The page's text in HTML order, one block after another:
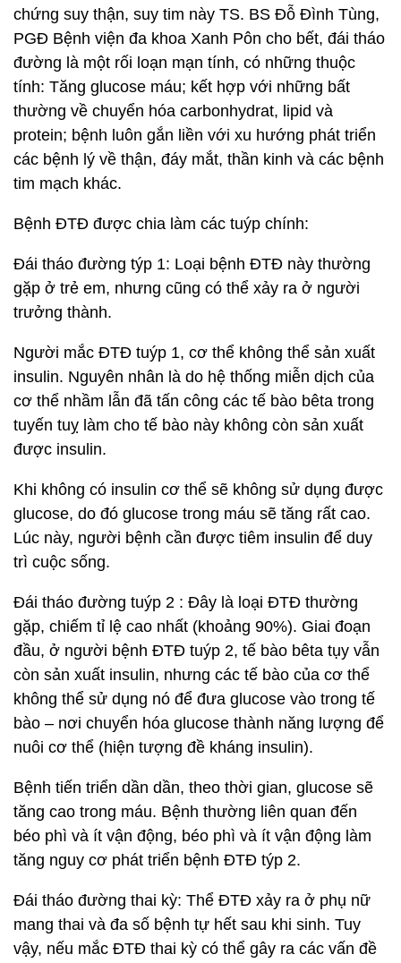
chứng suy thận, suy tim này TS. BS Đỗ Đình Tùng,
PGĐ Bệnh viện đa khoa Xanh Pôn cho bết, đái tháo
đường là một rối loạn mạn tính, có những thuộc
tính: Tăng glucose máu; kết hợp với những bất
thường về chuyển hóa carbonhydrat, lipid và
protein; bệnh luôn gắn liền với xu hướng phát triển
các bệnh lý về thận, đáy mắt, thần kinh và các bệnh
tim mạch khác.
Bệnh ĐTĐ được chia làm các tuýp chính:
Đái tháo đường týp 1: Loại bệnh ĐTĐ này thường
gặp ở trẻ em, nhưng cũng có thể xảy ra ở người
trưởng thành.
Người mắc ĐTĐ tuýp 1, cơ thể không thể sản xuất
insulin. Nguyên nhân là do hệ thống miễn dịch của
cơ thể nhầm lẫn đã tấn công các tế bào bêta trong
tuyến tuỵ làm cho tế bào này không còn sản xuất
được insulin.
Khi không có insulin cơ thể sẽ không sử dụng được
glucose, do đó glucose trong máu sẽ tăng rất cao.
Lúc này, người bệnh cần được tiêm insulin để duy
trì cuộc sống.
Đái tháo đường tuýp 2 : Đây là loại ĐTĐ thường
gặp, chiếm tỉ lệ cao nhất (khoảng 90%). Giai đoạn
đầu, ở người bệnh ĐTĐ tuýp 2, tế bào bêta tụy vẫn
còn sản xuất insulin, nhưng các tế bào của cơ thể
không thể sử dụng nó để đưa glucose vào trong tế
bào – nơi chuyển hóa glucose thành năng lượng để
nuôi cơ thể (hiện tượng đề kháng insulin).
Bệnh tiến triển dần dần, theo thời gian, glucose sẽ
tăng cao trong máu. Bệnh thường liên quan đến
béo phì và ít vận động, béo phì và ít vận động làm
tăng nguy cơ phát triển bệnh ĐTĐ týp 2.
Đái tháo đường thai kỳ: Thể ĐTĐ xảy ra ở phụ nữ
mang thai và đa số bệnh tự hết sau khi sinh. Tuy
vậy, nếu mắc ĐTĐ thai kỳ có thể gây ra các vấn đề